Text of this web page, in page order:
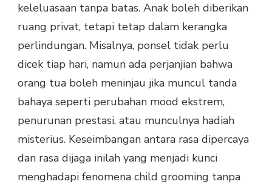
keleluasaan tanpa batas. Anak boleh diberikan
ruang privat, tetapi tetap dalam kerangka
perlindungan. Misalnya, ponsel tidak perlu
dicek tiap hari, namun ada perjanjian bahwa
orang tua boleh meninjau jika muncul tanda
bahaya seperti perubahan mood ekstrem,
penurunan prestasi, atau munculnya hadiah
misterius. Keseimbangan antara rasa dipercaya
dan rasa dijaga inilah yang menjadi kunci
menghadapi fenomena child grooming tanpa